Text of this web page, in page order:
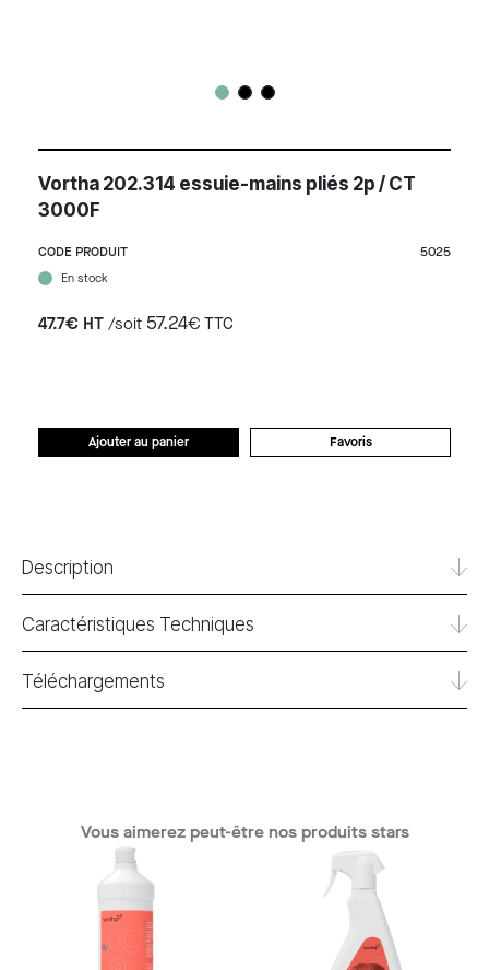
Vortha 202.314 essuie-mains pliés 2p / CT
3000F
CODE PRODUIT 5025
En stock
47.7€ HT /soit 57.24€ TTC
Favoris
Ajouter au panier
Description
Caractéristiques Techniques
Téléchargements
Vous aimerez peut-être nos produits stars